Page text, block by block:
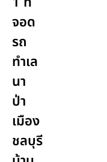
จอด
รถ
ทำเล
นา
ป่า
เมือง
ชลบุรี